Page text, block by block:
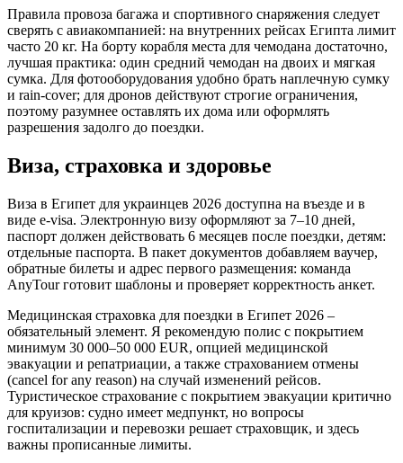
Правила провоза багажа и спортивного снаряжения следует
сверять с авиакомпанией: на внутренних рейсах Египта лимит
часто 20 кг. На борту корабля места для чемодана достаточно,
лучшая практика: один средний чемодан на двоих и мягкая
сумка. Для фотооборудования удобно брать наплечную сумку
и rain‑cover; для дронов действуют строгие ограничения,
поэтому разумнее оставлять их дома или оформлять
разрешения задолго до поездки.
Виза, страховка и здоровье
Виза в Египет для украинцев 2026 доступна на въезде и в
виде e‑visa. Электронную визу оформляют за 7–10 дней,
паспорт должен действовать 6 месяцев после поездки, детям:
отдельные паспорта. В пакет документов добавляем ваучер,
обратные билеты и адрес первого размещения: команда
AnyTour готовит шаблоны и проверяет корректность анкет.
Медицинская страховка для поездки в Египет 2026 –
обязательный элемент. Я рекомендую полис с покрытием
минимум 30 000–50 000 EUR, опцией медицинской
эвакуации и репатриации, а также страхованием отмены
(cancel for any reason) на случай изменений рейсов.
Туристическое страхование с покрытием эвакуации критично
для круизов: судно имеет медпункт, но вопросы
госпитализации и перевозки решает страховщик, и здесь
важны прописанные лимиты.